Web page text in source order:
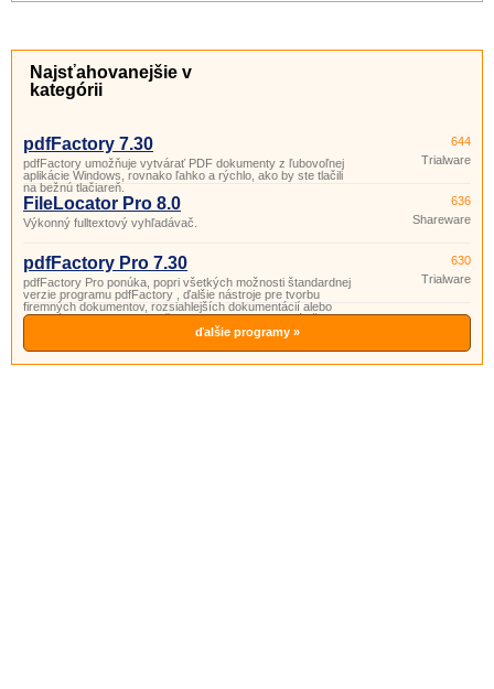
Najsťahovanejšie v
kategórii
pdfFactory 7.30
pdfFactory umožňuje vytvárať PDF dokumenty z ľubovoľnej
aplikácie Windows, rovnako ľahko a rýchlo, ako by ste tlačili
na bežnú tlačiareň.
644
Trialware
FileLocator Pro 8.0
Výkonný fulltextový vyhľadávač.
636
Shareware
pdfFactory Pro 7.30
pdfFactory Pro ponúka, popri všetkých možnosti štandardnej
verzie programu pdfFactory , ďalšie nástroje pre tvorbu
firemných dokumentov, rozsiahlejších dokumentácií alebo
archiváciu (vkladanie hlavičky, päty, vodoznakov, záložiek,
630
Trialware
ďalšie programy »